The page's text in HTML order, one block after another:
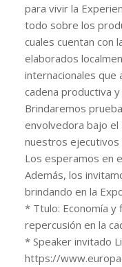
para vivir la
todo sobre los
cuales cuentan con
elaborados
internacionales que
cadena productiva
Brindaremos
envolvedora bajo
nuestros ejecutivos
Los esperamos en
Además, los
brindando en la
* Ttulo: Economía y
repercusión en la
* Speaker invitado
https://